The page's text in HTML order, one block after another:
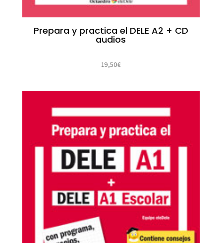
Prepara y practica el DELE A2 + CD
audios
19,50€